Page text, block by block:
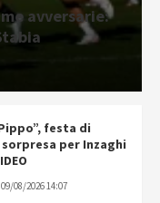
avversarie:
festa di
per Inzaghi
09/08/2026 14:07